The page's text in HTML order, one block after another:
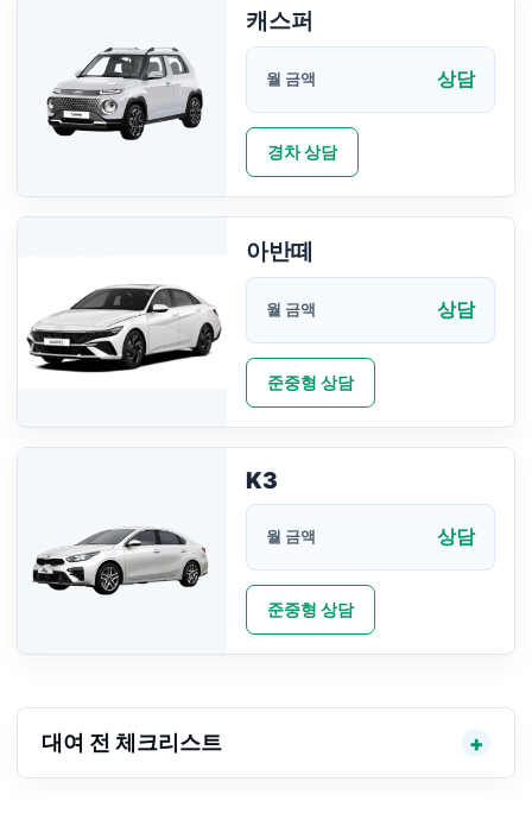
캐스퍼
월 금액 상담
경차 상담
아반떼
월 금액 상담
준중형 상담
K3
월 금액 상담
준중형 상담
대여 전 체크리스트